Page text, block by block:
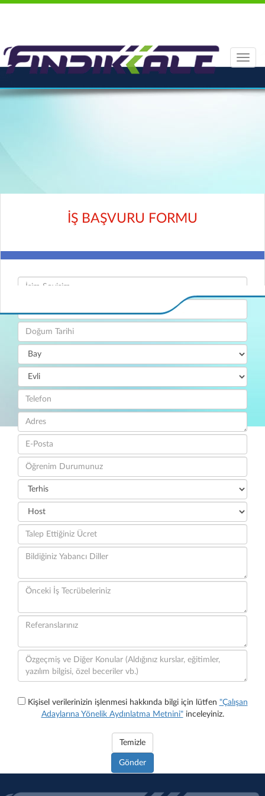
aç/
İŞ BAŞVURU FORMU
Kişisel verilerinizin işlenmesi hakkında bilgi için lütfen "Çalışan
Adaylarına Yönelik Aydınlatma Metnini"inceleyiniz.